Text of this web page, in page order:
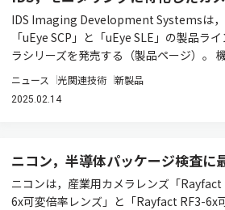
IDS Imaging Development Systemsは，
「uEye SCP」と「uEye SLE」の製品ラ
ラシリーズを発売する（製品ページ）。
ニュース 光関連技術 新製品
2025.02.14
ニコン，半導体パッケージ検査に
ニコンは，産業用カメラレンズ「
6x可変倍率レンズ」と「Rayfact RF3-6x